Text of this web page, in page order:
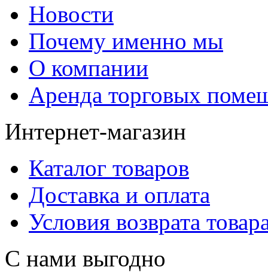
Новости
Почему именно мы
О компании
Аренда торговых
Интернет-магазин
Каталог товаров
Доставка и оплата
Условия возврата
С нами выгодно